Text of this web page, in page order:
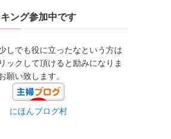
ング参加中です
しでも役に立ったなという方は
ックして頂けると励みになりま
願い致します。
にほんブログ村